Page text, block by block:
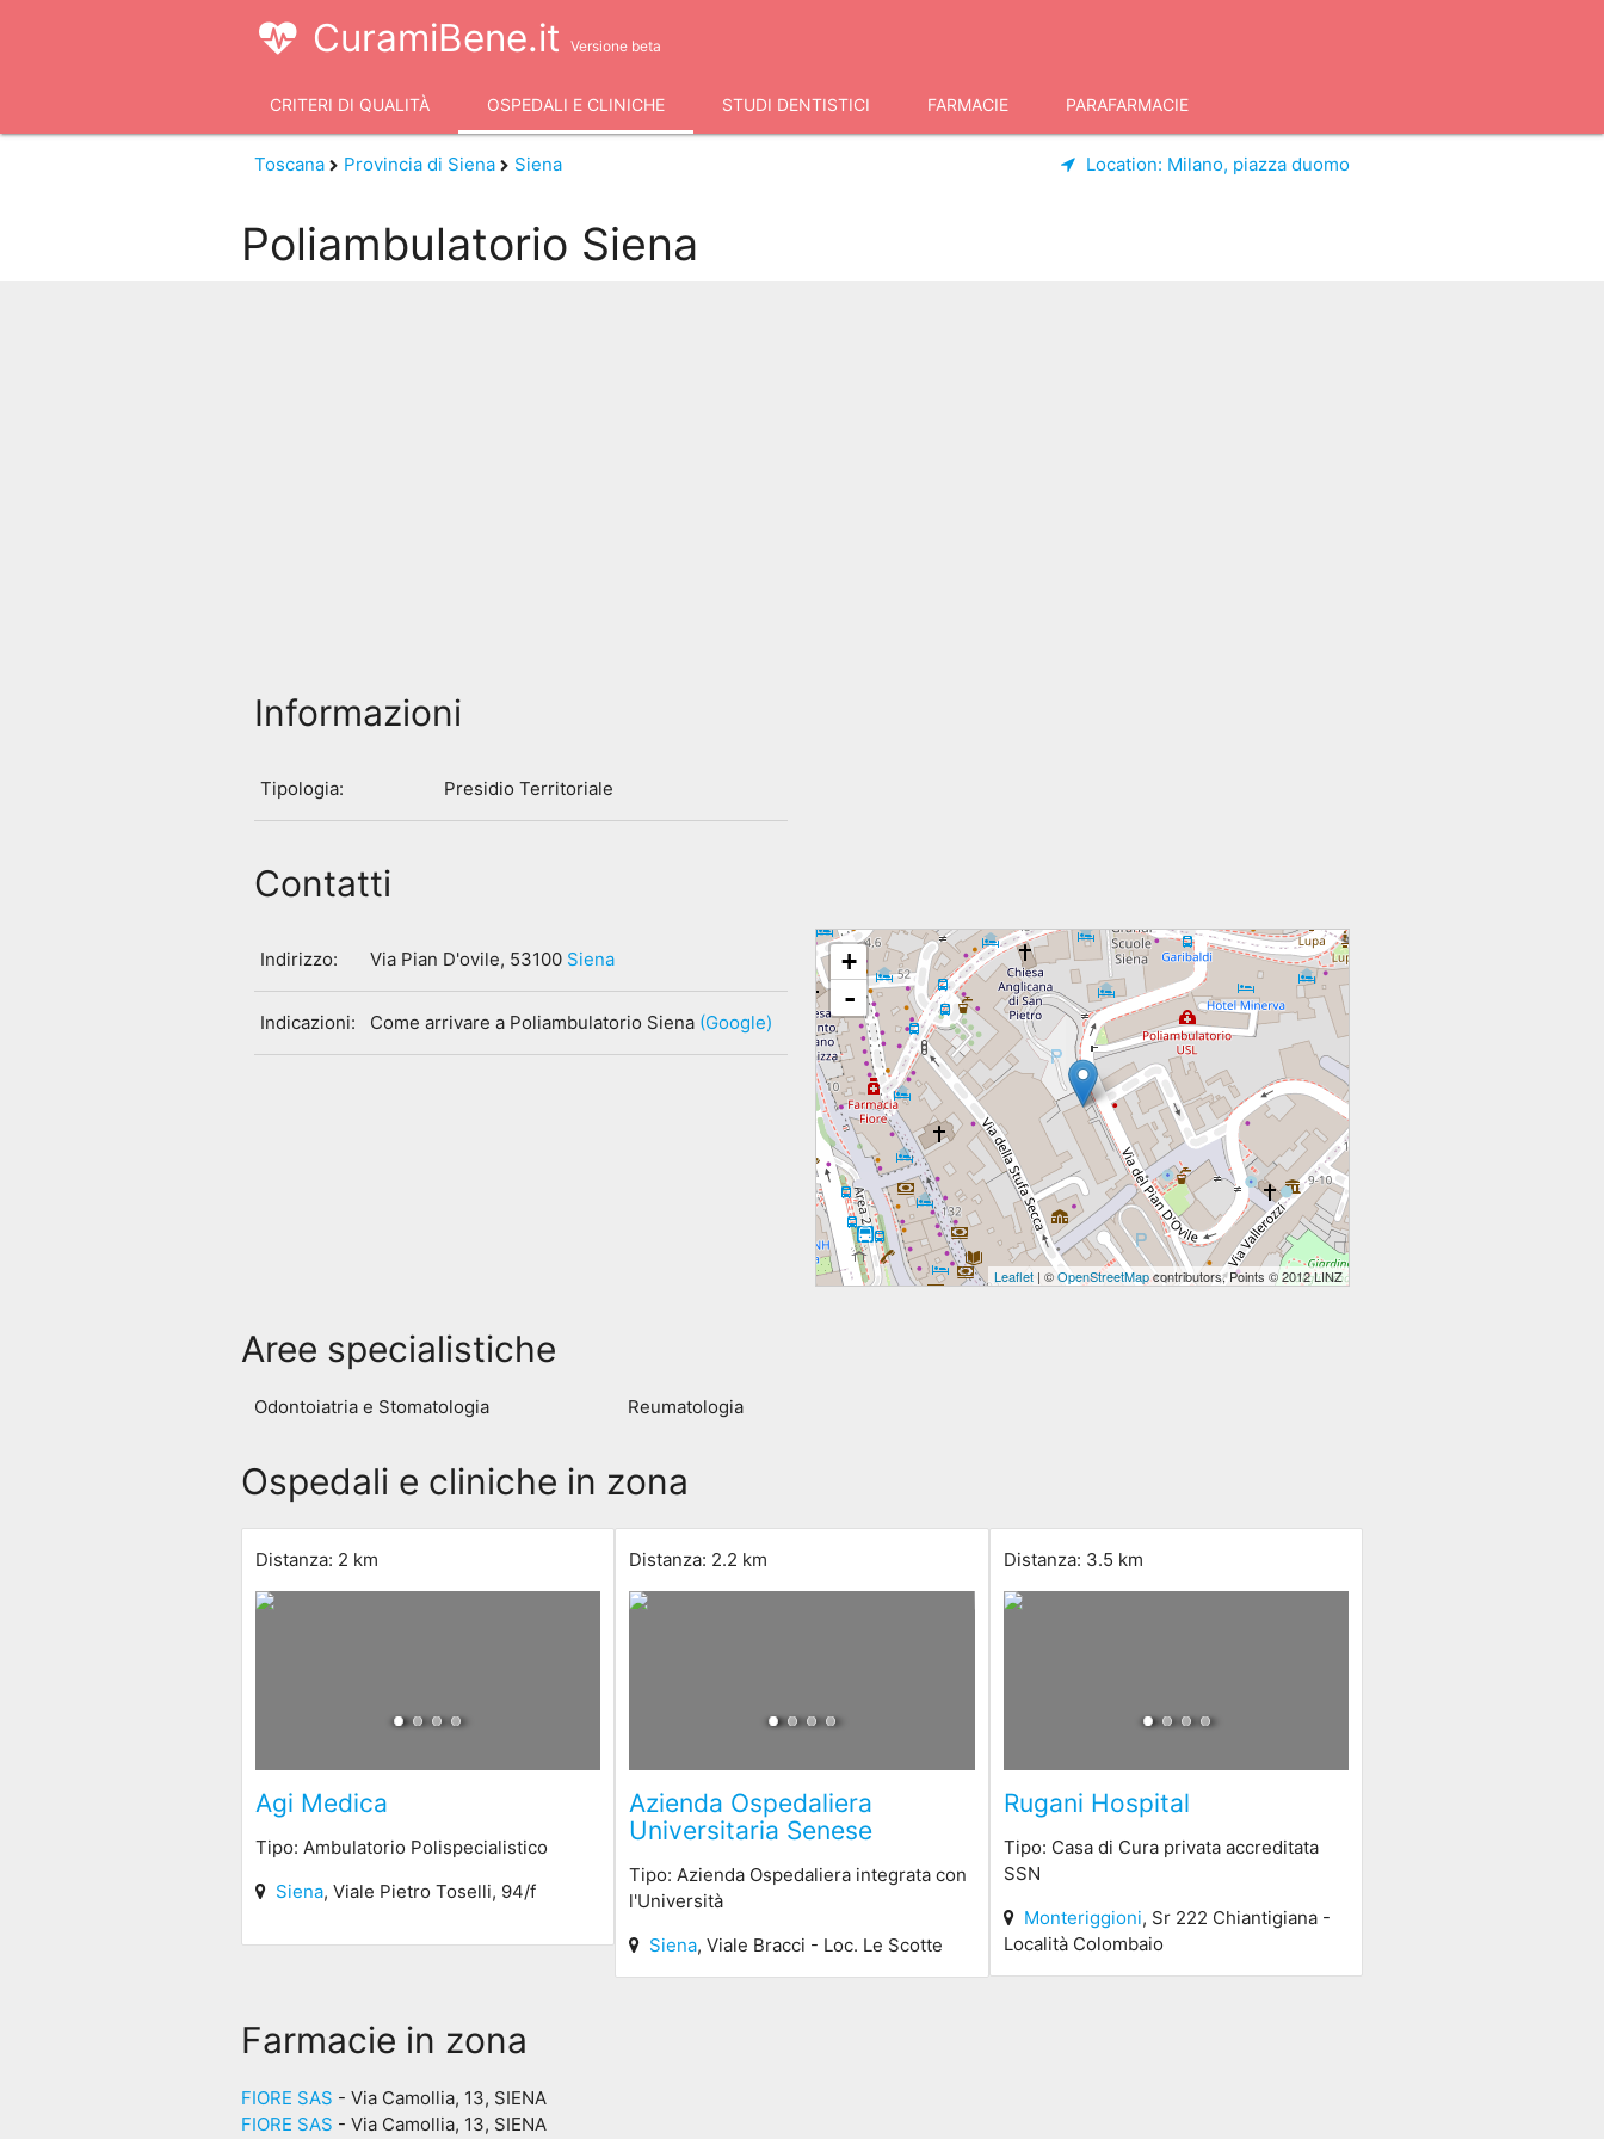
CuramiBene.it Versione beta
CRITERI DI QUALITÀ OSPEDALI E CLINICHE STUDI DENTISTICI FARMACIE PARAFARMACIE
VIDEOCONSULTI
Toscana Provincia di Siena Siena Location: Milano, piazza duomo
Poliambulatorio Siena
Informazioni
Tipologia: Presidio Territoriale
Contatti
Indirizzo: Via Pian D'ovile, 53100 Siena
Indicazioni: Come arrivare a Poliambulatorio Siena(Google)
+
-
Leaflet | ©OpenStreetMapcontributors, Points © 2012 LINZ
Aree specialistiche
Odontoiatria e Stomatologia Reumatologia
Ospedali e cliniche in zona
Distanza: 2 km
Agi Medica
Tipo: Ambulatorio Polispecialistico
Siena, Viale Pietro Toselli, 94/f
Distanza: 2.2 km
Azienda Ospedaliera
Universitaria Senese
Tipo: Azienda Ospedaliera integrata con
l'Università
Siena, Viale Bracci - Loc. Le Scotte
Distanza: 3.5 km
Rugani Hospital
Tipo: Casa di Cura privata accreditata
SSN
Monteriggioni, Sr 222 Chiantigiana -
Località Colombaio
Farmacie in zona
FIORE SAS - Via Camollia, 13, SIENA
FIORE SAS - Via Camollia, 13, SIENA